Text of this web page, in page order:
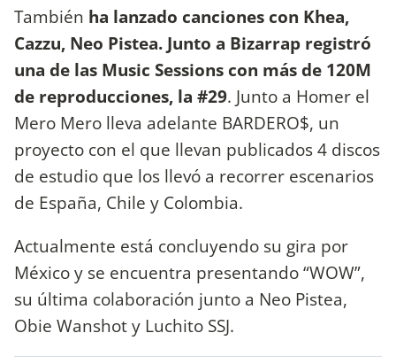
También ha lanzado canciones con Khea,
Cazzu, Neo Pistea. Junto a Bizarrap registró
una de las Music Sessions con más de 120M
de reproducciones, la #29. Junto a Homer el
Mero Mero lleva adelante BARDERO$, un
proyecto con el que llevan publicados 4 discos
de estudio que los llevó a recorrer escenarios
de España, Chile y Colombia.
Actualmente está concluyendo su gira por
México y se encuentra presentando “WOW”,
su última colaboración junto a Neo Pistea,
Obie Wanshot y Luchito SSJ.